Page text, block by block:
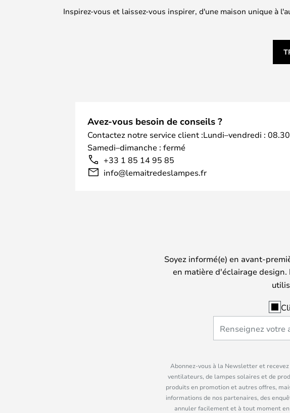
Inspirez-vous et laissez-vous inspirer, d'une maison unique à
Avez-vous besoin de conseils ?
Contactez notre service client :Lundi–vendredi :
Samedi–dimanche : fermé
+33 1 85 14 95 85
info@lemaitredeslampes.fr
Soyez informé(e) en avant-
en matière d'éclairage design.
Abonnez-vous à la Newsletter et
ventilateurs, de lampes solaires et de
produits en promotion et autres offres,
informations de nos partenaires, des
annuler facilement et à tout moment